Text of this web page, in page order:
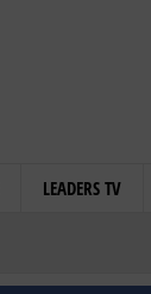
LEADERS TV